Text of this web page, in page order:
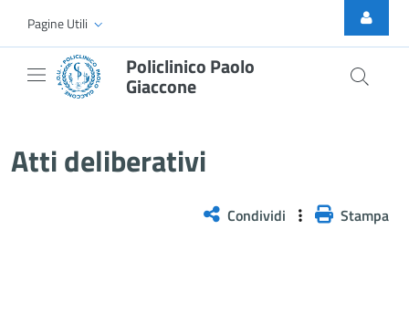
Skip to Main Content
Pagine Utili
Policlinico Paolo
Giaccone
Atti deliberativi
Condividi Stampa